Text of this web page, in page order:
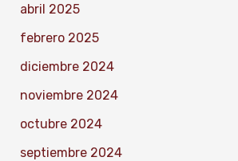
abril 2025
febrero 2025
diciembre 2024
noviembre 2024
octubre 2024
septiembre 2024